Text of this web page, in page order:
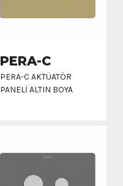
PERA-C
PERA-C AKTÜATÖR
PANELİ ALTIN BOYA